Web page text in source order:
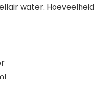
water. Hoeveelheid